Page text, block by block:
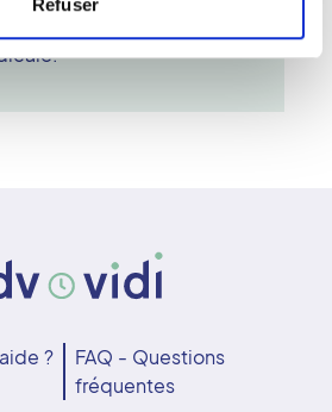
?
FAQ - Questions
fréquentes